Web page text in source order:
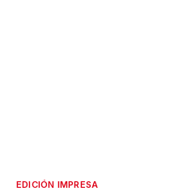
EDICIÓN IMPRESA